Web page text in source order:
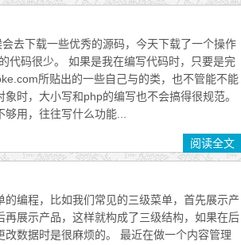
去下载一些优秀的源码，今天下载了一个操作
代码很少。 如果是我在编写代码时，只要是完
所贴出的一些自己与的类，也不管能不能
时，大小写和php的编写也不会搞得很规范。
用，往往写什么功能...
阅读全文
编程，比如我们常见的三级菜单，首先展示产
展示产品，这样就构成了三级结构，如果在后
数据时是很麻烦的。 最近在做一个内容管理